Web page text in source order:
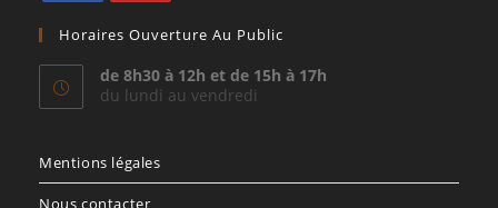
dans
un
nouvel
dans
un
nouvel
Horaires Ouverture Au Public
de 8h30 à 12h et de 15h à 17h
du lundi au vendredi
Mentions légales
Nous contacter